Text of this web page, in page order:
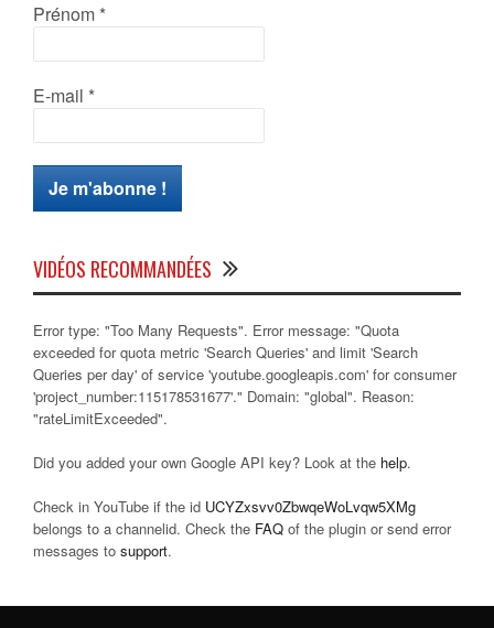
Prénom *
E-mail *
VIDÉOS RECOMMANDÉES
Error type: "Too Many Requests". Error message: "Quota
exceeded for quota metric 'Search Queries' and limit 'Search
Queries per day' of service 'youtube.googleapis.com' for consumer
'project_number:115178531677'." Domain: "global". Reason:
"rateLimitExceeded".
Did you added your own Google API key? Look at the help.
Check in YouTube if the id UCYZxsvv0ZbwqeWoLvqw5XMg
belongs to a channelid. Check the FAQ of the plugin or send error
messages to support.